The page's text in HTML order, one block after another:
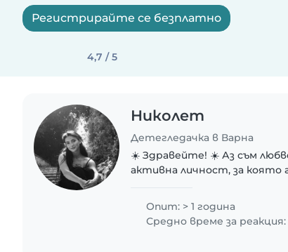
Регистрирайте се безплатно
4,7 / 5
Николет
Детегледачка в Варна
☀️ Здравейте! ☀️ Аз съм
активна личност, за която
Опит: > 1 година
Средно време за реакция: